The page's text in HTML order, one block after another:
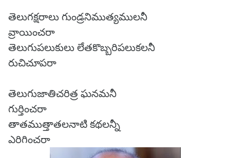
తెలుగక్షరాలు గుండ్రనిముత్యములనీ
వ్రాయించరా
తెలుగుపలుకులు లేతకొబ్బరిపలుకలనీ
రుచిచూపరా
తెలుగుజాతిచరిత్ర ఘనమనీ
గుర్తించరా
తాతముత్తాతలనాటి కథలన్నీ
ఎరిగించరా